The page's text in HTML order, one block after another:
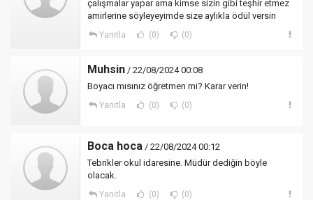
çalışmalar yapar ama kimse sizin gibi teşhir etmez
amirlerine söyleyeyimde size aylıkla ödül versin
Yanıtla (0) (0)
Muhsin / 22/08/2024 00:08
Boyacı mısınız öğretmen mi? Karar verin!
Yanıtla (0) (0)
Boca hoca / 22/08/2024 00:12
Tebrikler okul idaresine. Müdür dediğin böyle
olacak.
Yanıtla (0) (0)